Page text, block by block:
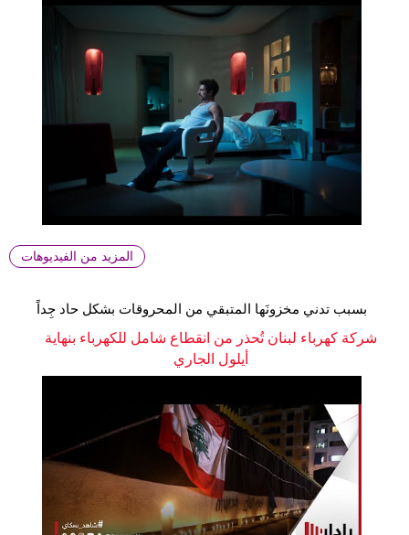
المزيد من الفيديوهات
بسبب تدني مخزونَها المتبقي من المحروقات بشكل حاد جِداً
شركة كهرباء لبنان تُحذر من انقطاع شامل للكهرباء بنهاية
أيلول الجاري